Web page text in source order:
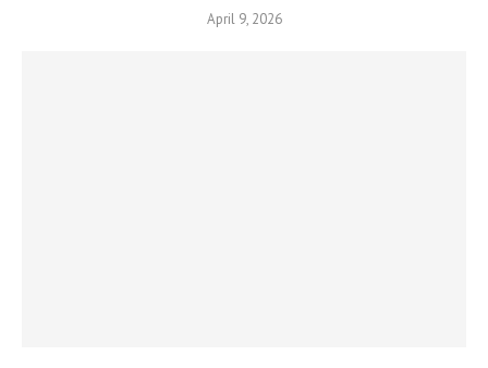
April 9, 2026